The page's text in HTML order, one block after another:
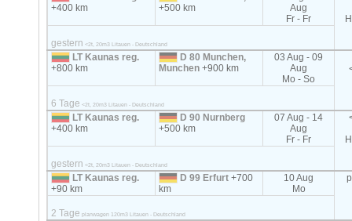
+400 km
+500 km
Aug
Fr - Fr
gestern <2t, 20m3 Litauen - Deutschland
LT Kaunas reg.
+800 km
D 80 Munchen,
Munchen+900 km
03 Aug - 09
Aug
Mo - So
6 Tage <2t, 20m3 Litauen - Deutschland
LT Kaunas reg.
+400 km
D 90 Nurnberg
+500 km
07 Aug - 14
Aug
Fr - Fr
gestern <2t, 20m3 Litauen - Deutschland
LT Kaunas reg.
+90 km
D 99 Erfurt+700
km
10 Aug
Mo
2 Tage planwagen 120m3 Litauen - Deutschland